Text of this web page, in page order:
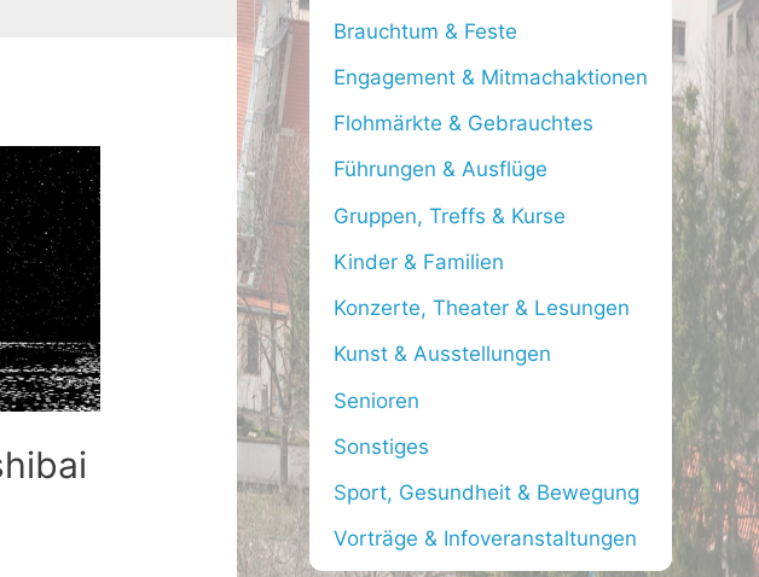
h
Brauchtum & Feste
Engagement & Mitmachaktionen
Flohmärkte & Gebrauchtes
Führungen & Ausflüge
Gruppen, Treffs & Kurse
Kinder & Familien
Konzerte, Theater & Lesungen
Kunst & Ausstellungen
Senioren
Sonstiges
Sport, Gesundheit & Bewegung
Vorträge & Infoveranstaltungen